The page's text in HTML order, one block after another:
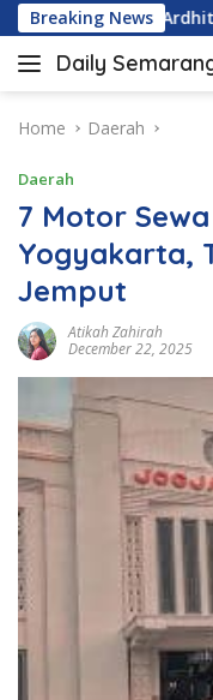
Skip
to
content
Breaking News
dan Ardhito
Daily
"Semarang
Ini:
Terkini
untuk
Anda"
Home Daerah
Daerah
7 Motor
Yogyakarta,
Jemput
Atikah Zahirah
December 22, 2025